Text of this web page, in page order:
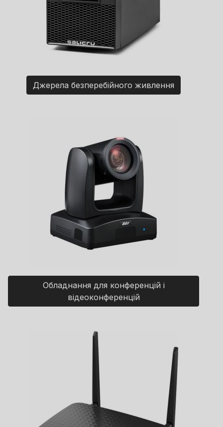
Джерела безперебійного живлення
Обладнання для конференцій і
відеоконференцій